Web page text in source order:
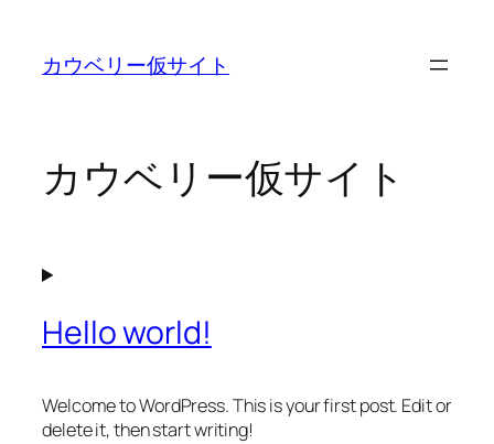
カウベリー仮サイト
カウベリー仮サイト
Hello world!
Welcome to WordPress. This is your first post. Edit or
delete it, then start writing!